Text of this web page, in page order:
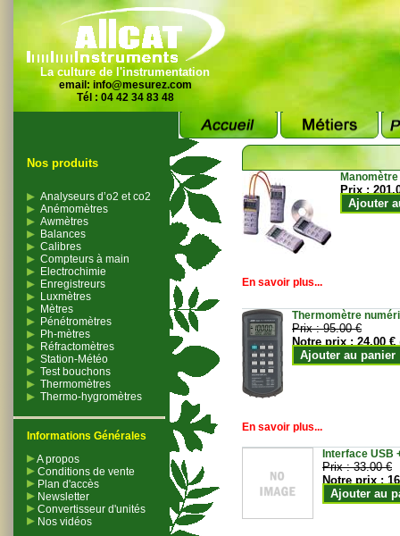
La culture de l'instrumentation
email: info@mesurez.com
Tél : 04 42 34 83 48
Nos produits
Analyseurs d’o2 et co2
Anémomètres
Awmètres
Balances
Calibres
Compteurs à main
Electrochimie
Enregistreurs
Luxmètres
Mètres
Pénétromètres
Ph-mètres
Réfractomètres
Station-Météo
Test bouchons
Thermomètres
Thermo-hygromètres
Informations Générales
A propos
Conditions de vente
Plan d'accès
Newsletter
Convertisseur d'unités
Nos vidéos
Prix :
Ajouter
En savoir plus...
Thermomètre
Prix :95.00 €
Notre prix :24.00 €
Ajouter au panier
En savoir plus...
Interface USB
Prix :33.00 €
Notre prix :
Ajouter au